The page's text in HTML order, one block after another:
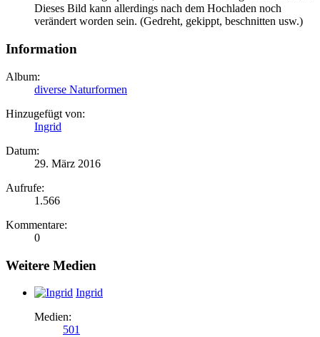
Dieses Bild kann allerdings nach dem Hochladen noch
verändert worden sein. (Gedreht, gekippt, beschnitten usw.)
Information
Album:
diverse Naturformen
Hinzugefügt von:
Ingrid
Datum:
29. März 2016
Aufrufe:
1.566
Kommentare:
0
Weitere Medien
Ingrid
Medien:
501